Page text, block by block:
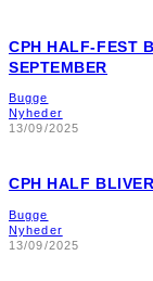
CPH HALF-FEST
SEPTEMBER
Bugge
Nyheder
13/09/2025
CPH HALF
Bugge
Nyheder
13/09/2025